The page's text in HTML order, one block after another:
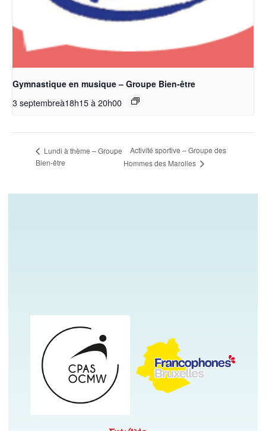
Gymnastique en musique – Groupe Bien-être
3 septembreà18h15à20h00
Lundi à thème – Groupe
Bien-être
Activité sportive – Groupe des
Hommes des Marolles